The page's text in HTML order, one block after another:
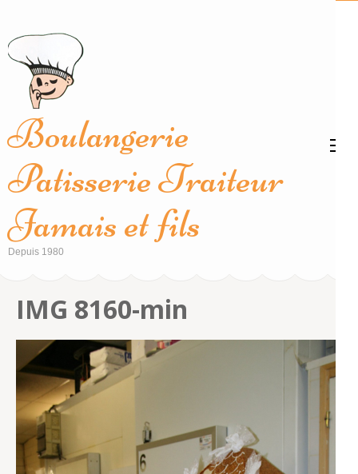
contenu
(Pressez
Entrée)
Boulangerie
Patisserie Traiteur
Jamais et fils
Depuis 1980
IMG 8160-min